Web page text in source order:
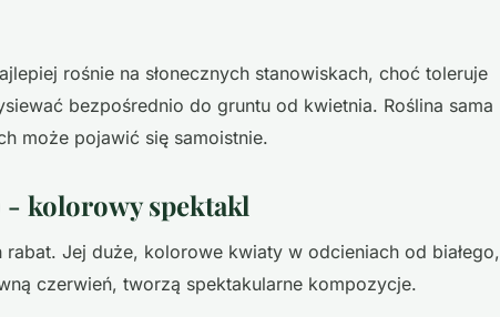
rośnie na słonecznych stanowiskach, choć toleruje
bezpośrednio do gruntu od kwietnia. Roślina sama
może pojawić się samoistnie.
- kolorowy spektakl
Jej duże, kolorowe kwiaty w odcieniach od białego,
czerwień, tworzą spektakularne kompozycje.